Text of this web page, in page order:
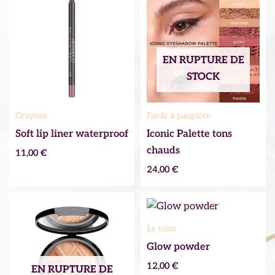
Crayons
Soft lip liner waterproof
11,00€
EN RUPTURE DE
STOCK
Fards à paupière
Iconic Palette tons
chauds
24,00€
EN RUPTURE DE
Le teint
Glow powder
12,00€